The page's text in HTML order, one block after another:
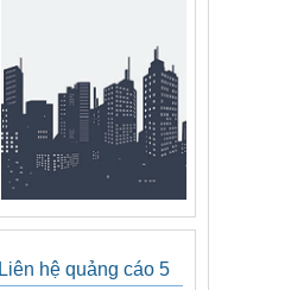
Liên hệ quảng cáo 5